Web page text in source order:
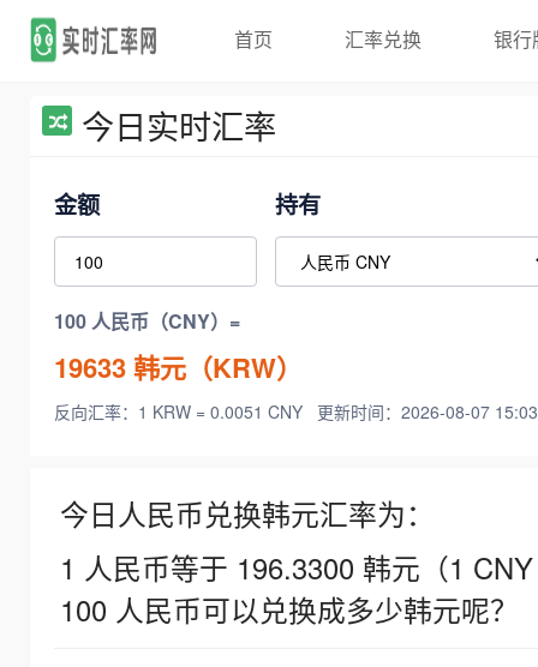
首页 汇率兑换 银行
今日实时汇率
金额 持有
100 人民币（CNY）=
19633韩元（KRW）
反向汇率：1 KRW = 0.0051 CNY 更新时间：2026-08-07
今日人民币兑换韩元汇率为：
1 人民币等于 196.3300 韩元（1
100 人民币可以兑换成多少韩元呢？